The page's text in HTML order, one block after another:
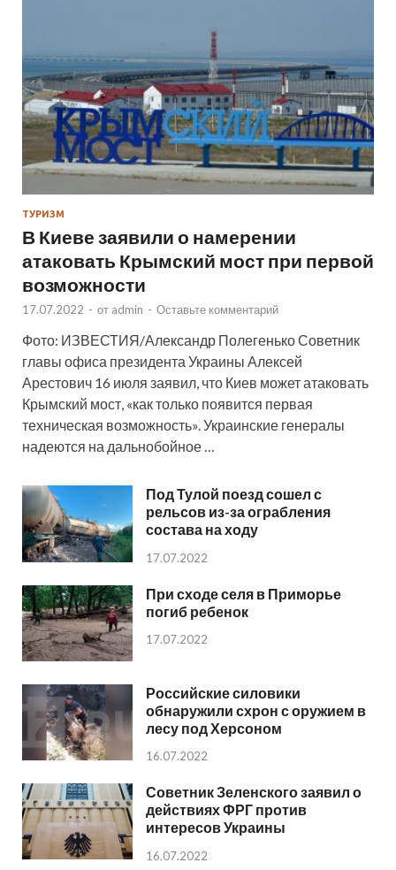
ТУРИЗМ
В Киеве заявили о намерении
атаковать Крымский мост при первой
возможности
17.07.2022 - от admin - Оставьте комментарий
Фото: ИЗВЕСТИЯ/Александр Полегенько Советник
главы офиса президента Украины Алексей
Арестович 16 июля заявил, что Киев может атаковать
Крымский мост, «как только появится первая
техническая возможность». Украинские генералы
надеются на дальнобойное …
Под Тулой поезд сошел с
рельсов из-за ограбления
состава на ходу
17.07.2022
При сходе селя в Приморье
погиб ребенок
17.07.2022
Российские силовики
обнаружили схрон с оружием в
лесу под Херсоном
16.07.2022
Советник Зеленского заявил о
действиях ФРГ против
интересов Украины
16.07.2022